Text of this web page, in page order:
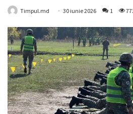
Timpul.md 30 iunie 2026 1